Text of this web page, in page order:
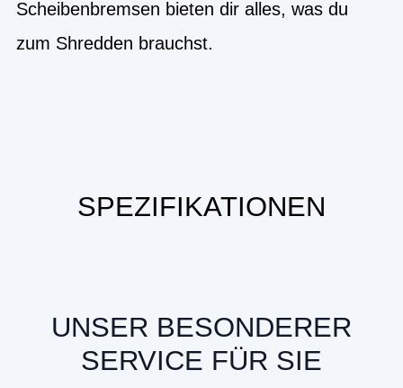
Scheibenbremsen bieten dir alles, was du
zum Shredden brauchst.
SPEZIFIKATIONEN
UNSER BESONDERER
SERVICE FÜR SIE